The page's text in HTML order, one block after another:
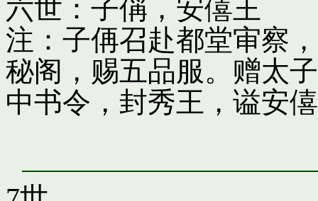
六世：子偁，安僖王
注：子侢召赴都堂审察
秘阁，赐五品服。赠太
中书令，封秀王，谥安